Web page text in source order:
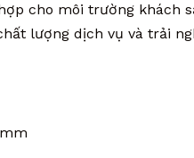
cho môi trường khách
lượng dịch vụ và trải